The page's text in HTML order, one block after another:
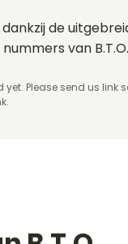
de
van
Please send us link